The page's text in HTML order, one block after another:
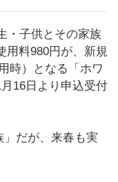
・子供とその家族
用料980円が、新規
時）となる「ホワ
16日より申込受付
だが、来春も実